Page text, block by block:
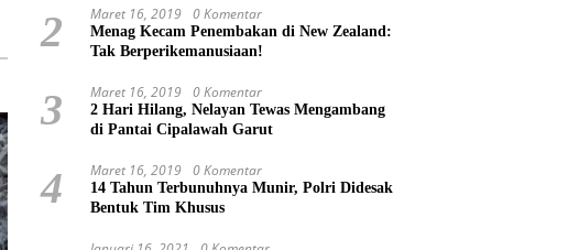
2 Maret 16, 2019 0 Komentar
Menag Kecam Penembakan di New Zealand:
Tak Berperikemanusiaan!
3 Maret 16, 2019 0 Komentar
2 Hari Hilang, Nelayan Tewas Mengambang
di Pantai Cipalawah Garut
4 Maret 16, 2019 0 Komentar
14 Tahun Terbunuhnya Munir, Polri Didesak
Bentuk Tim Khusus